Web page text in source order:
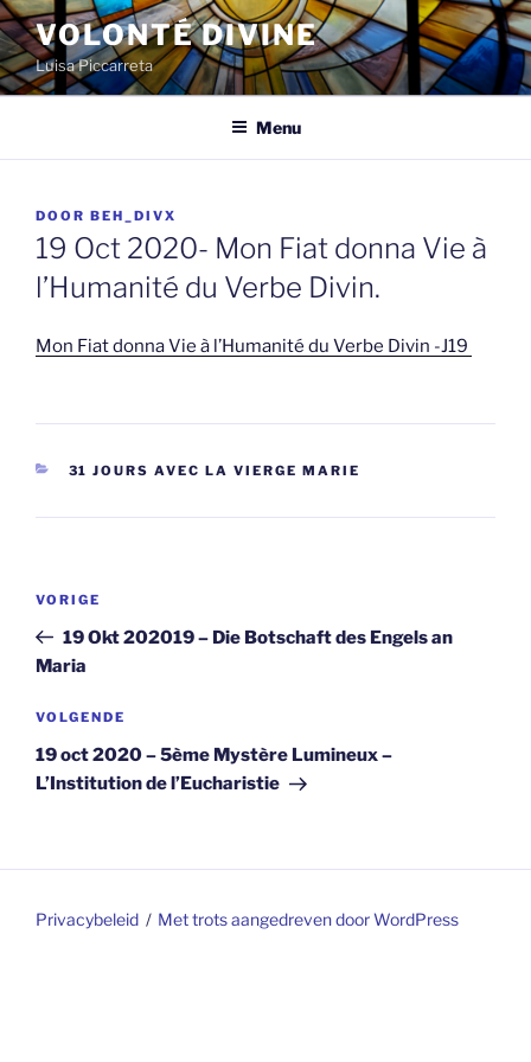
Spring
naar
de
inhoud
VOLONTÉ DIVINE
Luisa Piccarreta
Menu
GEPLAATST
OP
DOOR BEH_DIVX
19 Oct 2020- Mon Fiat donna Vie à
l’Humanité du Verbe Divin.
Mon Fiat donna Vie à l’Humanité du Verbe Divin -J19
CATEGORIEËN
31 JOURS AVEC LA VIERGE MARIE
Vorig
bericht
VORIGE
19 Okt 202019 – Die Botschaft des Engels an
Maria
Volgend
bericht
VOLGENDE
19 oct 2020 – 5ème Mystère Lumineux –
L’Institution de l’Eucharistie
Privacybeleid Met trots aangedreven door WordPress